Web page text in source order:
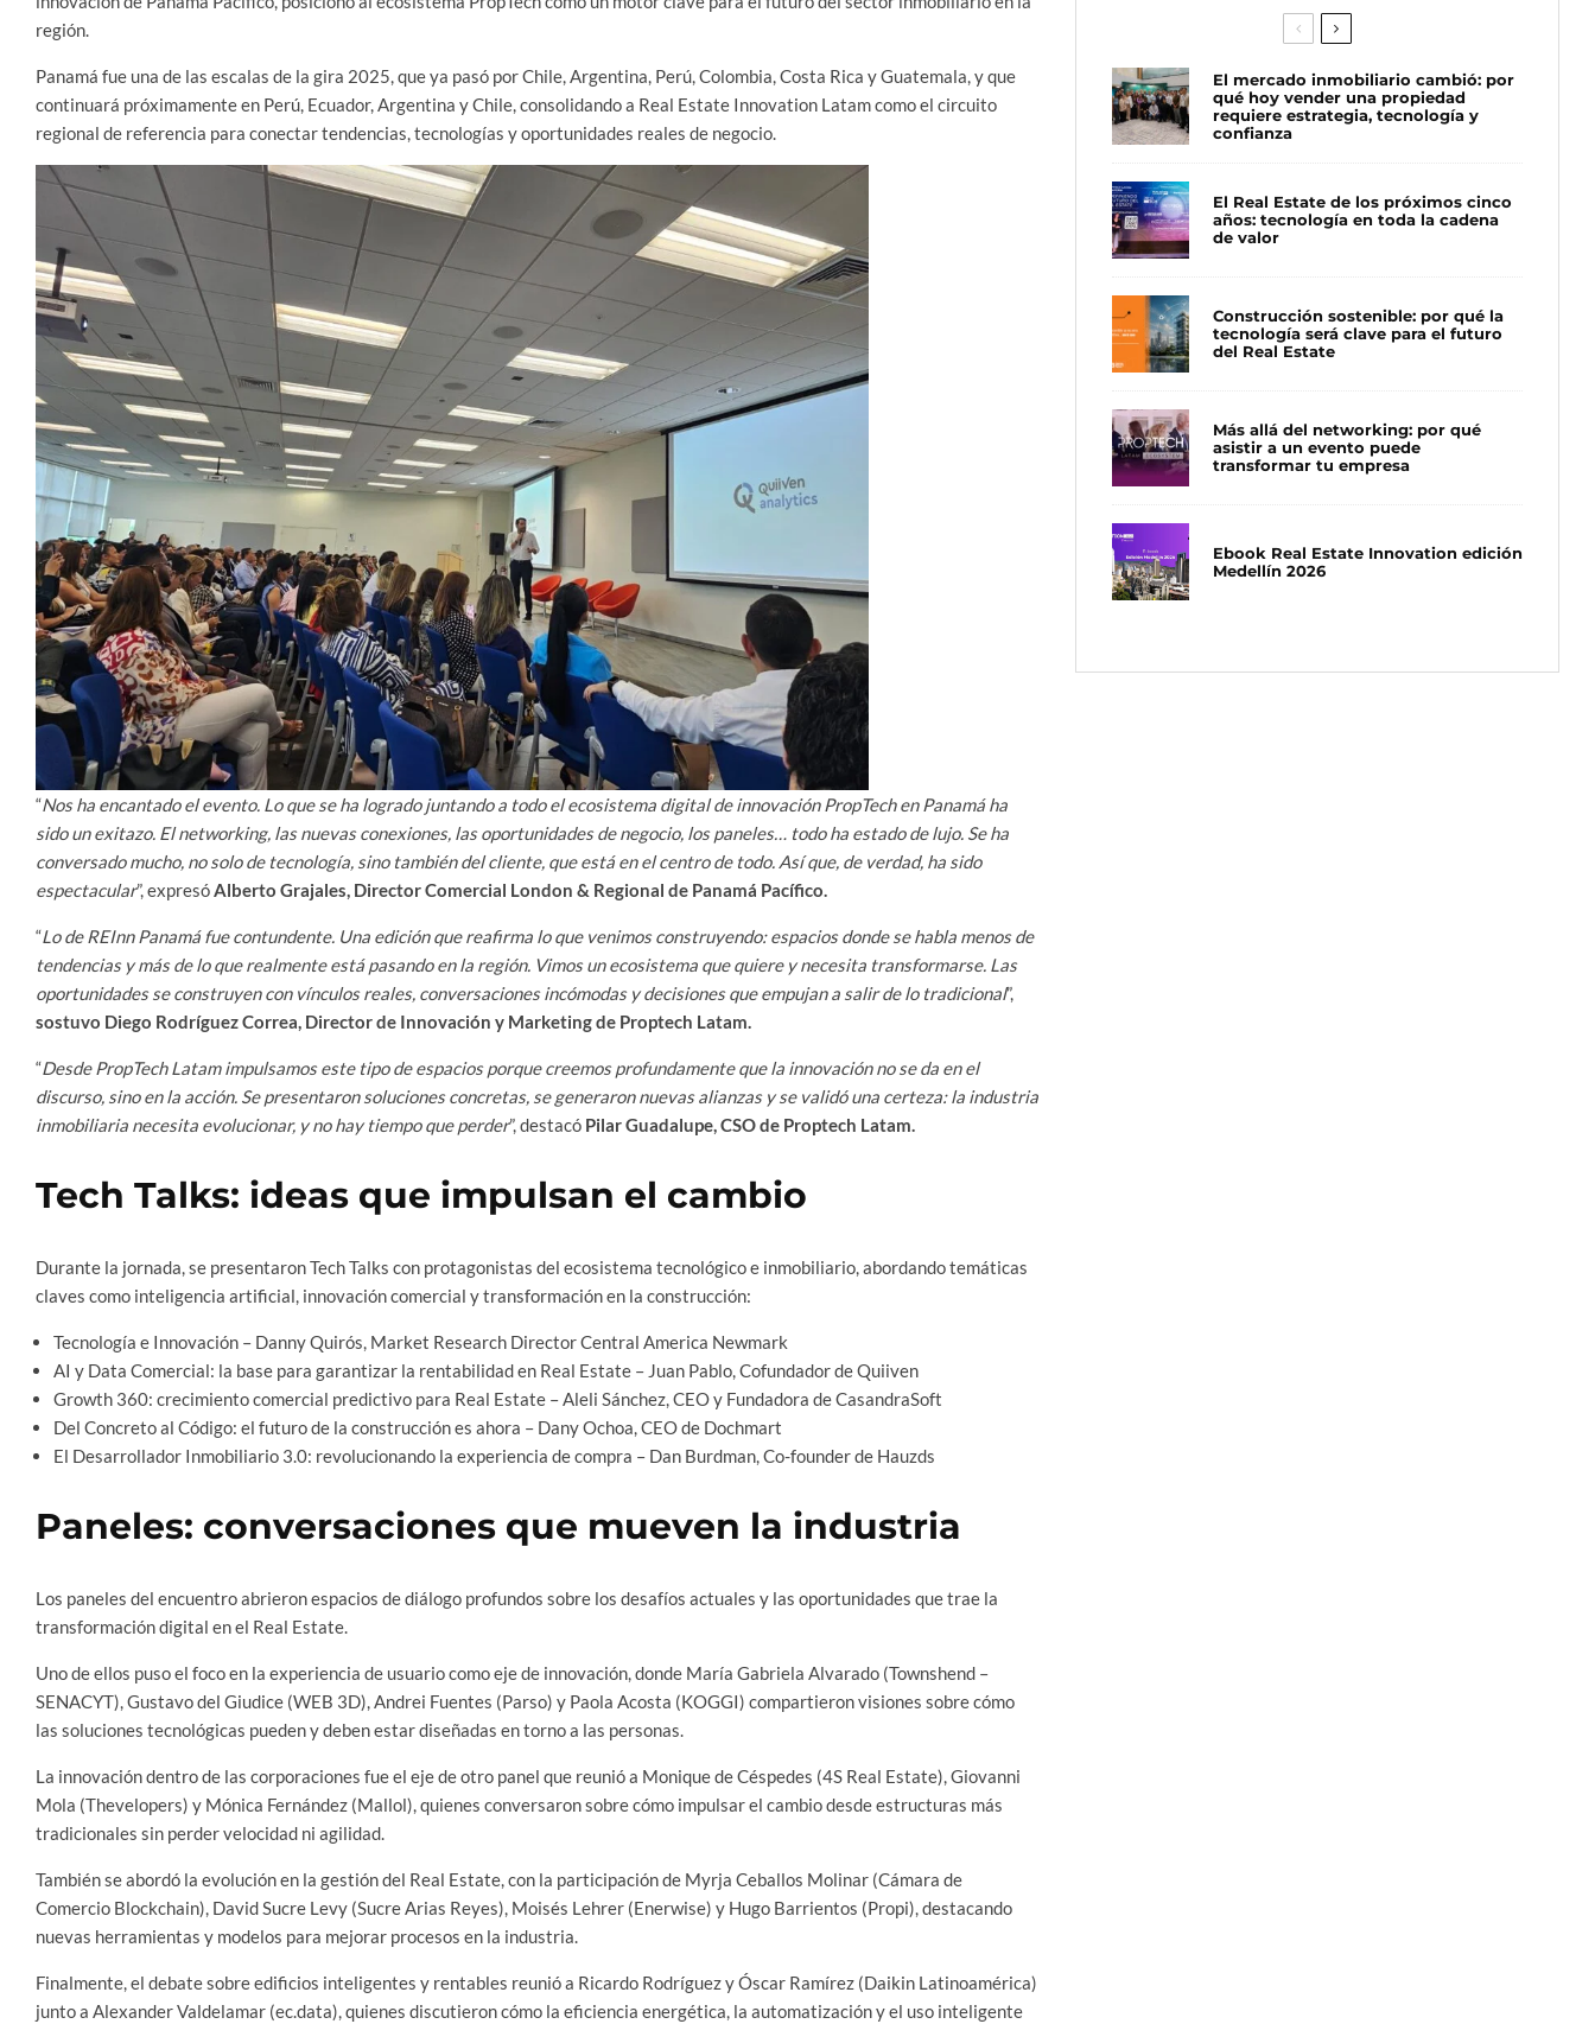
región.
Panamá fue una de las escalas de la gira 2025, que ya pasó por Chile, Argentina, Perú, Colombia, Costa Rica y Guatemala, y que
continuará próximamente en Perú, Ecuador, Argentina y Chile, consolidando a Real Estate Innovation Latam como el circuito
regional de referencia para conectar tendencias, tecnologías y oportunidades reales de negocio.
“Nos ha encantado el evento. Lo que se ha logrado juntando a todo el ecosistema digital de innovación PropTech en Panamá ha
sido un exitazo. El networking, las nuevas conexiones, las oportunidades de negocio, los paneles… todo ha estado de lujo. Se ha
conversado mucho, no solo de tecnología, sino también del cliente, que está en el centro de todo. Así que, de verdad, ha sido
espectacular”, expresó Alberto Grajales, Director Comercial London & Regional de Panamá Pacífico.
“Lo de REInn Panamá fue contundente. Una edición que reafirma lo que venimos construyendo: espacios donde se habla menos de
tendencias y más de lo que realmente está pasando en la región. Vimos un ecosistema que quiere y necesita transformarse. Las
oportunidades se construyen con vínculos reales, conversaciones incómodas y decisiones que empujan a salir de lo tradicional”,
sostuvo Diego Rodríguez Correa, Director de Innovación y Marketing de Proptech Latam.
“Desde PropTech Latam impulsamos este tipo de espacios porque creemos profundamente que la innovación no se da en el
discurso, sino en la acción. Se presentaron soluciones concretas, se generaron nuevas alianzas y se validó una certeza: la industria
inmobiliaria necesita evolucionar, y no hay tiempo que perder”, destacó Pilar Guadalupe, CSO de Proptech Latam.
Tech Talks: ideas que impulsan el cambio
Durante la jornada, se presentaron Tech Talks con protagonistas del ecosistema tecnológico e inmobiliario, abordando temáticas
claves como inteligencia artificial, innovación comercial y transformación en la construcción:
Tecnología e Innovación – Danny Quirós, Market Research Director Central America Newmark
AI y Data Comercial: la base para garantizar la rentabilidad en Real Estate – Juan Pablo, Cofundador de Quiiven
Growth 360: crecimiento comercial predictivo para Real Estate – Aleli Sánchez, CEO y Fundadora de CasandraSoft
Del Concreto al Código: el futuro de la construcción es ahora – Dany Ochoa, CEO de Dochmart
El Desarrollador Inmobiliario 3.0: revolucionando la experiencia de compra – Dan Burdman, Co-founder de Hauzds
Paneles: conversaciones que mueven la industria
Los paneles del encuentro abrieron espacios de diálogo profundos sobre los desafíos actuales y las oportunidades que trae la
transformación digital en el Real Estate.
Uno de ellos puso el foco en la experiencia de usuario como eje de innovación, donde María Gabriela Alvarado (Townshend –
SENACYT), Gustavo del Giudice (WEB 3D), Andrei Fuentes (Parso) y Paola Acosta (KOGGI) compartieron visiones sobre cómo
las soluciones tecnológicas pueden y deben estar diseñadas en torno a las personas.
La innovación dentro de las corporaciones fue el eje de otro panel que reunió a Monique de Céspedes (4S Real Estate), Giovanni
Mola (Thevelopers) y Mónica Fernández (Mallol), quienes conversaron sobre cómo impulsar el cambio desde estructuras más
tradicionales sin perder velocidad ni agilidad.
También se abordó la evolución en la gestión del Real Estate, con la participación de Myrja Ceballos Molinar (Cámara de
Comercio Blockchain), David Sucre Levy (Sucre Arias Reyes), Moisés Lehrer (Enerwise) y Hugo Barrientos (Propi), destacando
nuevas herramientas y modelos para mejorar procesos en la industria.
Finalmente, el debate sobre edificios inteligentes y rentables reunió a Ricardo Rodríguez y Óscar Ramírez (Daikin Latinoamérica)
junto a Alexander Valdelamar (ec.data), quienes discutieron cómo la eficiencia energética, la automatización y el uso inteligente
El mercado inmobiliario cambió: por
qué hoy vender una propiedad
requiere estrategia, tecnología y
confianza
El Real Estate de los próximos cinco
años: tecnología en toda la cadena
de valor
Construcción sostenible: por qué la
tecnología será clave para el futuro
del Real Estate
Más allá del networking: por qué
asistir a un evento puede
transformar tu empresa
Ebook Real Estate Innovation edición
Medellín 2026